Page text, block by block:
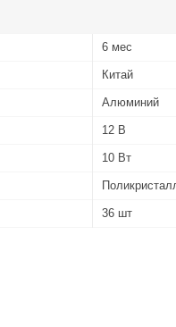
6 мес
Китай
Алюминий
12 В
10 Вт
36 шт